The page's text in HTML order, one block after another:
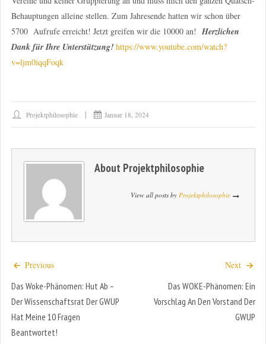
Behauptungen alleine stellen. Zum Jahresende hatten wir schon über
5700 Aufrufe erreicht! Jetzt greifen wir die 10000 an!Herzlichen
Dank für Ihre Unterstützung! https://www.youtube.com/watch?
v=ljm0iqqFoqk
Projektphilosophie Januar 18, 2024
About Projektphilosophie
View all posts by Projektphilosophie
Previous
Das Woke-Phänomen: Hut Ab –
Der Wissenschaftsrat Der GWUP
Hat Meine 10 Fragen
Beantwortet!
Next
Das WOKE-Phänomen: Ein
Vorschlag An Den Vorstand Der
GWUP